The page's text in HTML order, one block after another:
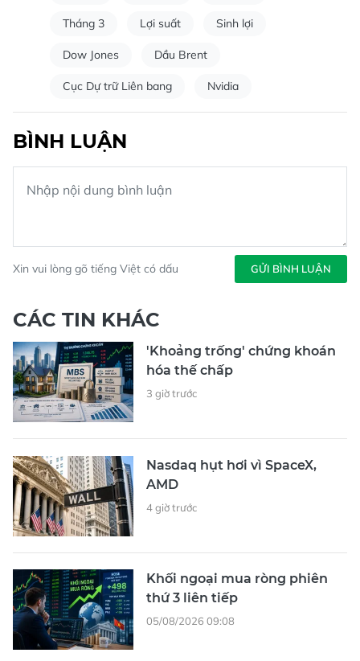
Tháng 3 Lợi suất Sinh lợi
Dow Jones Dầu Brent
Cục Dự trữ Liên bang Nvidia
BÌNH LUẬN
Xin vui lòng gõ tiếng Việt có dấu GỬI BÌNH LUẬN
CÁC TIN KHÁC
'Khoảng trống' chứng khoán
hóa thế chấp
3 giờ trước
Nasdaq hụt hơi vì SpaceX,
AMD
4 giờ trước
Khối ngoại mua ròng phiên
thứ 3 liên tiếp
05/08/2026 09:08